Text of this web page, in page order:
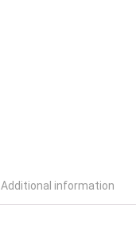
Additional information